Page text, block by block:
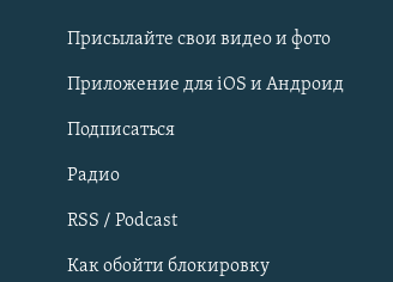
Українською
Qırımtatar
ПРИСОЕДИНЯЙТЕСЬ!
Присылайте свои видео и фото
Приложение для iOS и Андроид
Подписаться
Радио
RSS / Podcast
Как обойти блокировку